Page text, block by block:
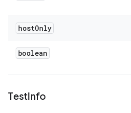
hostOnly
boolean
TestInfo